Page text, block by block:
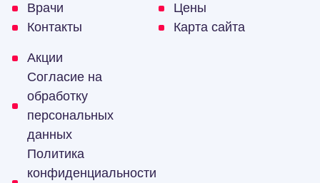
Врачи
Цены
Контакты
Карта сайта
Акции
Согласие на
обработку
персональных
данных
Политика
конфиденциальности